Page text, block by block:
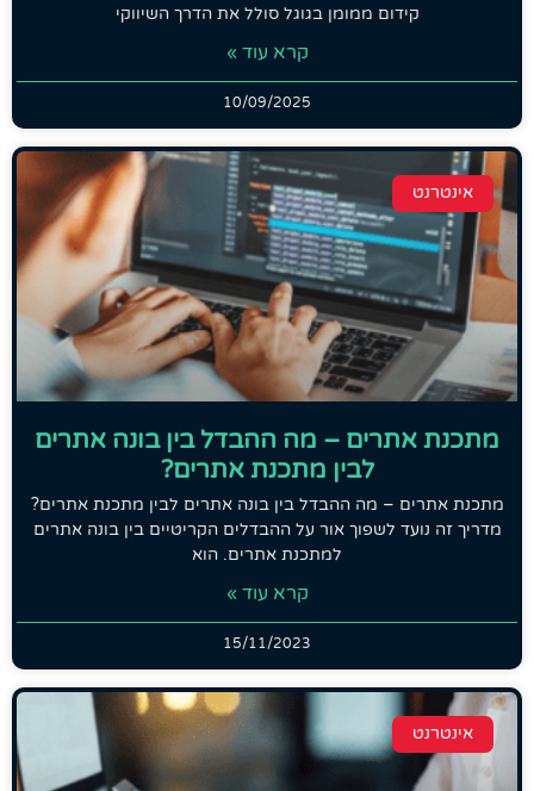
קידום ממומן בגוגל סולל את הדרך השיווקי
קרא עוד »
10/09/2025
אינטרנט
מתכנת אתרים – מה ההבדל בין בונה אתרים
לבין מתכנת אתרים?
מתכנת אתרים – מה ההבדל בין בונה אתרים לבין מתכנת אתרים?
מדריך זה נועד לשפוך אור על ההבדלים הקריטיים בין בונה אתרים
למתכנת אתרים. הוא
קרא עוד »
15/11/2023
אינטרנט